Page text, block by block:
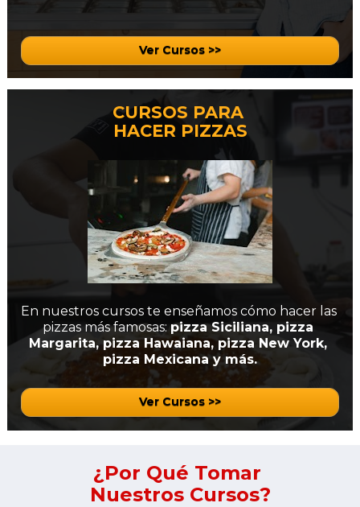
Ver Cursos >>
CURSOS PARA
HACER PIZZAS
En nuestros cursos te enseñamos cómo hacer las
pizzas más famosas: pizza Siciliana, pizza
Margarita, pizza Hawaiana, pizza New York,
pizza Mexicana y más.
Ver Cursos >>
¿Por Qué Tomar
Nuestros Cursos?